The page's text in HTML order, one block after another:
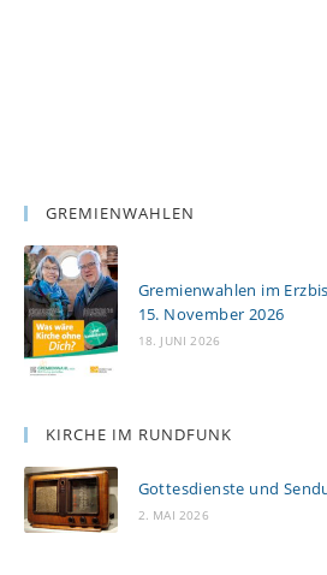
GREMIENWAHLEN
Gremienwahlen im
15. November 2026
18. JUNI 2026
KIRCHE IM RUNDFUNK
Gottesdienste und
2. MAI 2026